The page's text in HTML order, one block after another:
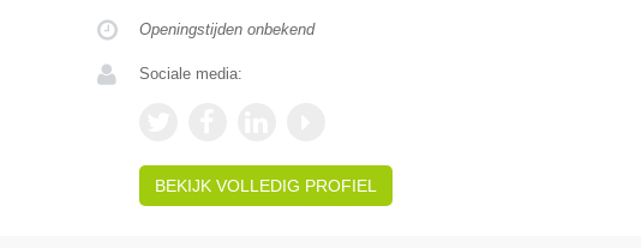
Openingstijden onbekend
Sociale media:
BEKIJK VOLLEDIG PROFIEL